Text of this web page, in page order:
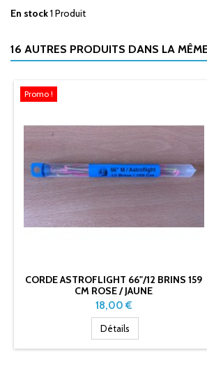
En stock1 Produit
16 AUTRES PRODUITS DANS LA
Promo !
CORDE ASTROFLIGHT 66"/12 BRINS 159
CM ROSE / JAUNE
Prix
18,00 €
Détails